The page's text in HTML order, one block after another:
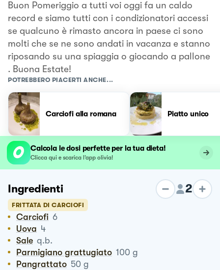
Buon Pomeriggio a tutti voi oggi fa un caldo
record e siamo tutti con i condizionatori accessi
se qualcuno è rimasto ancora in paese ci sono
molti che se ne sono andati in vacanza e stanno
riposando su una spiaggia o giocando a pallone
. Buona Estate!
POTREBBERO PIACERTI ANCHE...
Carciofi alla romana Piatto unico
Calcola le dosi perfette per la tua dieta!
Clicca qui e scarica l’app olivia!
Ingredienti 2
FRITTATA DI CARCIOFI
Carciofi 6
Uova 4
Sale q.b.
Parmigiano grattugiato 100 g
Pangrattato 50 g